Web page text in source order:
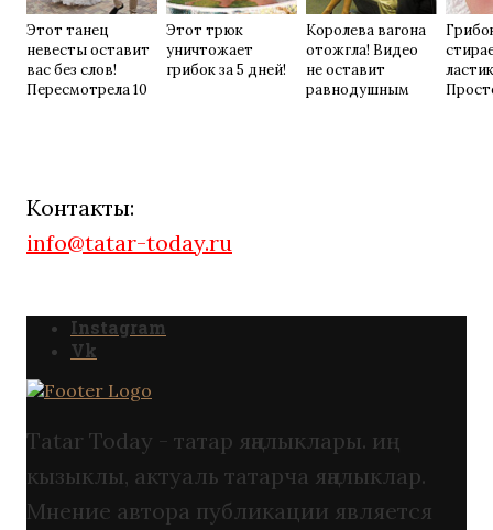
Этот танец
невесты оставит
вас без слов!
Пересмотрела 10
Этот трюк
уничтожает
грибок за 5 дней!
Королева вагона
отожгла! Видео
не оставит
равнодушным
Контакты:
info@tatar-today.ru
Instagram
Vk
Tatar Today - татар яңалыклары. иң
кызыклы, актуаль татарча яңалыклар.
Мнение автора публикации является